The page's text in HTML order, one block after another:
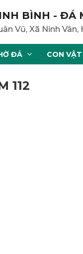
BÌNH - ĐÁ
Vũ, Xã Ninh Vân,
ĐÁ CON
112